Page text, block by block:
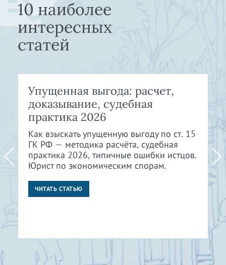
10 наиболее
интересных
статей
Упущенная выгода: расчет,
доказывание, судебная
практика 2026
Как взыскать упущенную выгоду по ст. 15
ГК РФ — методика расчёта, судебная
практика 2026, типичные ошибки истцов.
Юрист по экономическим спорам.
ЧИТАТЬ СТАТЬЮ